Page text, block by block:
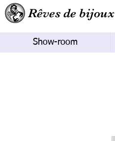
Rêves de bijoux
Show-room